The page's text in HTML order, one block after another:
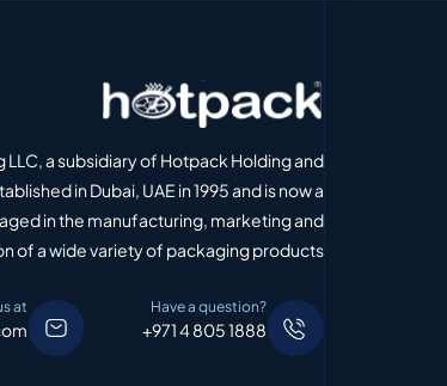
LLC, a subsidiary of Hotpack Holding and
in Dubai, UAE in 1995 and is now a
in the manufacturing, marketing and
of a wide variety of packaging products
Have a question?
+971 4 805 1888
at